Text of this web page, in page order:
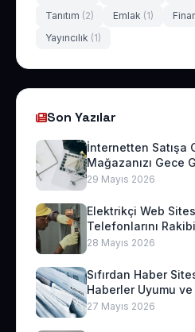
Tanıtım (2) Emlak (1)
Yayıncılık (1)
Son Yazılar
İnternetten Satışa
Mağazanızı Gece
29 Mayıs 2026
Elektrikçi Web
Telefonlarını
28 Mayıs 2026
Sıfırdan Haber
Haberler Uyumu
27 Mayıs 2026